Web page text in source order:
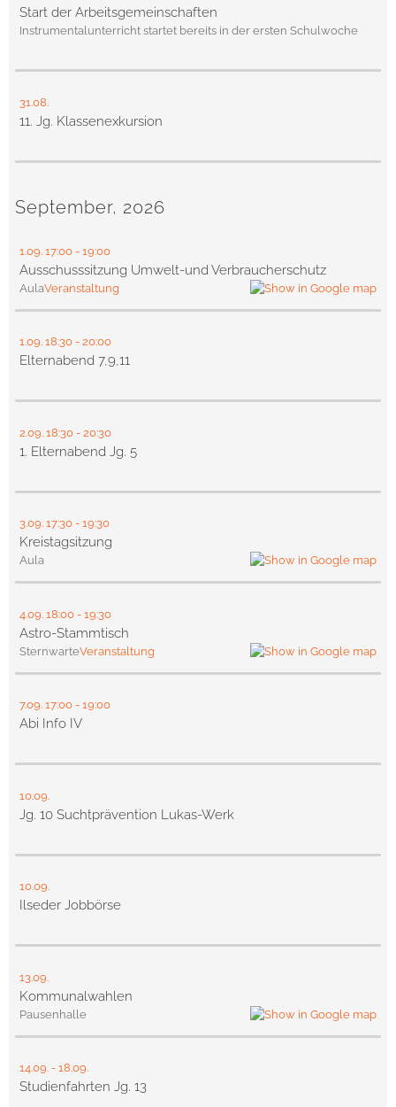
Start der Arbeitsgemeinschaften
Instrumentalunterricht startet bereits in der ersten Schulwoche
31.08.
11. Jg. Klassenexkursion
September, 2026
1.09. 17:00 - 19:00
Ausschusssitzung Umwelt-und Verbraucherschutz
AulaVeranstaltung
1.09. 18:30 - 20:00
Elternabend 7,9,11
2.09. 18:30 - 20:30
1. Elternabend Jg. 5
3.09. 17:30 - 19:30
Kreistagsitzung
Aula
4.09. 18:00 - 19:30
Astro-Stammtisch
SternwarteVeranstaltung
7.09. 17:00 - 19:00
Abi Info IV
10.09.
Jg. 10 Suchtprävention Lukas-Werk
10.09.
Ilseder Jobbörse
13.09.
Kommunalwahlen
Pausenhalle
14.09. - 18.09.
Studienfahrten Jg. 13